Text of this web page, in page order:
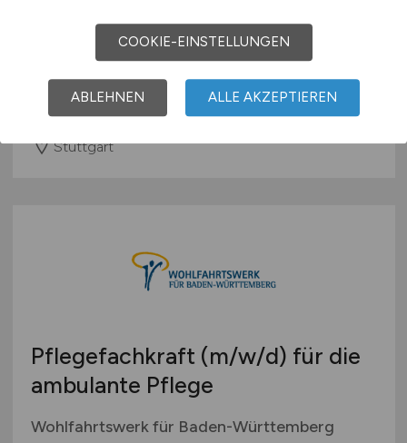
Zuffenhausen
Wohlfahrtswerk für Baden-Württemberg
vor 4 Tagen
Stuttgart
Pflegefachkraft (m/w/d) für die
ambulante Pflege
Wohlfahrtswerk für Baden-Württemberg
COOKIE-EINSTELLUNGEN
ABLEHNEN ALLE AKZEPTIEREN